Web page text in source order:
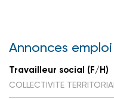
Annonces emploi
Travailleur social (F/H)
COLLECTIVITE